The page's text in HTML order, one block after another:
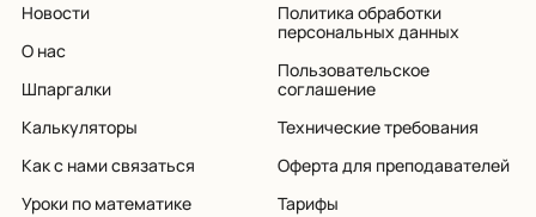
Новости
О нас
Шпаргалки
Калькуляторы
Как с нами связаться
Уроки по математике
Политика обработки
персональных данных
Пользовательское
соглашение
Технические требования
Оферта для преподавателей
Тарифы